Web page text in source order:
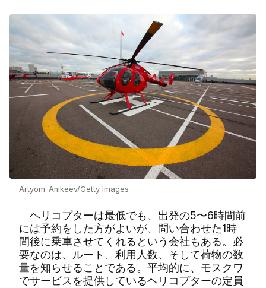
Artyom_Anikeev/Getty Images
ヘリコプターは最低でも、出発の5〜6時間前
には予約をした方がよいが、問い合わせた1時
間後に乗車させてくれるという会社もある。必
要なのは、ルート、利用人数、そして荷物の数
量を知らせることである。平均的に、モスクワ
でサービスを提供しているヘリコプターの定員